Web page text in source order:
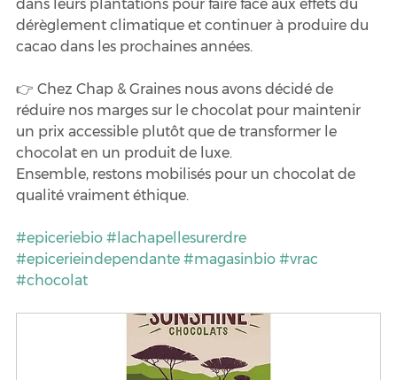
dans leurs plantations pour faire face aux effets du
dérèglement climatique et continuer à produire du
cacao dans les prochaines années.
👉 Chez Chap & Graines nous avons décidé de
réduire nos marges sur le chocolat pour maintenir
un prix accessible plutôt que de transformer le
chocolat en un produit de luxe.
Ensemble, restons mobilisés pour un chocolat de
qualité vraiment éthique.
#epiceriebio #lachapellesurerdre
#epicerieindependante #magasinbio #vrac
#chocolat